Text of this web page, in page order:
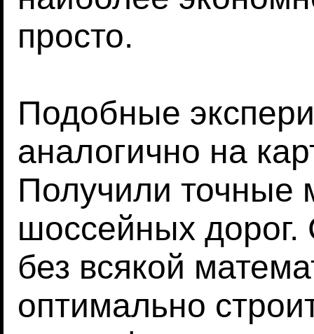
просто.
Подобные
аналогично на
Получили точные
шоссейных дорог.
без всякой
оптимально